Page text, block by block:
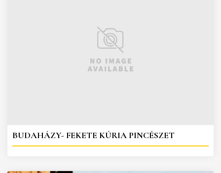
BUDAHÁZY- FEKETE KÚRIA PINCÉSZET